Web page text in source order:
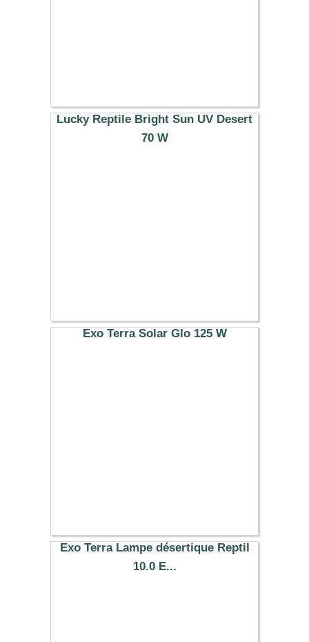
Lucky Reptile Bright Sun UV Desert
70 W
Exo Terra Solar Glo 125 W
Exo Terra Lampe désertique Reptil
10.0 E...